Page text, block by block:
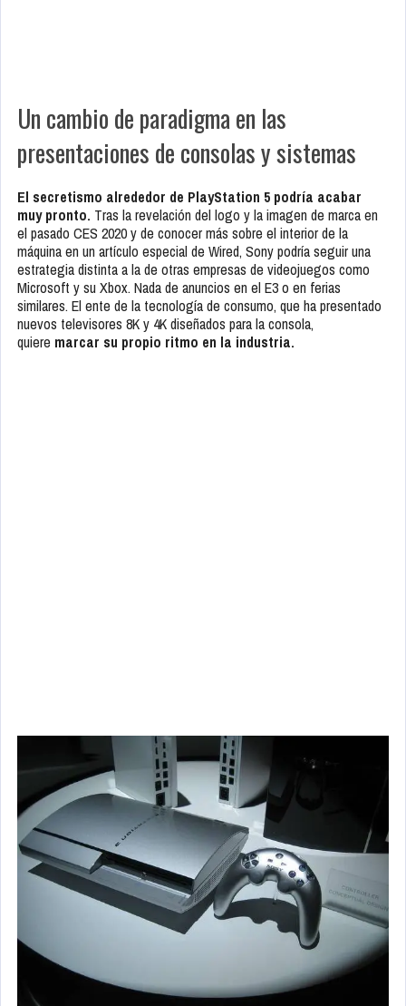
Un cambio de paradigma en las
presentaciones de consolas y sistemas
El secretismo alrededor de PlayStation 5 podría acabar
muy pronto. Tras la revelación del logo y la imagen de marca en
el pasado CES 2020 y de conocer más sobre el interior de la
máquina en un artículo especial de Wired, Sony podría seguir una
estrategia distinta a la de otras empresas de videojuegos como
Microsoft y su Xbox. Nada de anuncios en el E3 o en ferias
similares. El ente de la tecnología de consumo, que ha presentado
nuevos televisores 8K y 4K diseñados para la consola,
quiere marcar su propio ritmo en la industria.